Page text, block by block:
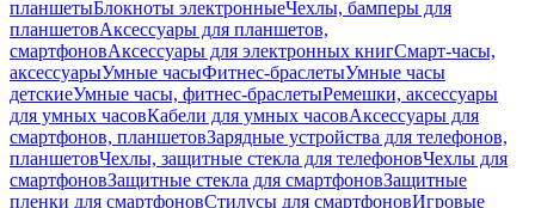
планшетыБлокноты электронныеЧехлы, бамперы для
планшетовАксессуары для планшетов,
смартфоновАксессуары для электронных книгСмарт-часы,
аксессуарыУмные часыФитнес-браслетыУмные часы
детскиеУмные часы, фитнес-браслетыРемешки, аксессуары
для умных часовКабели для умных часовАксессуары для
смартфонов, планшетовЗарядные устройства для телефонов,
планшетовЧехлы, защитные стекла для телефоновЧехлы для
смартфоновЗащитные стекла для смартфоновЗащитные
пленки для смартфоновСтилусы для смартфоновИгровые